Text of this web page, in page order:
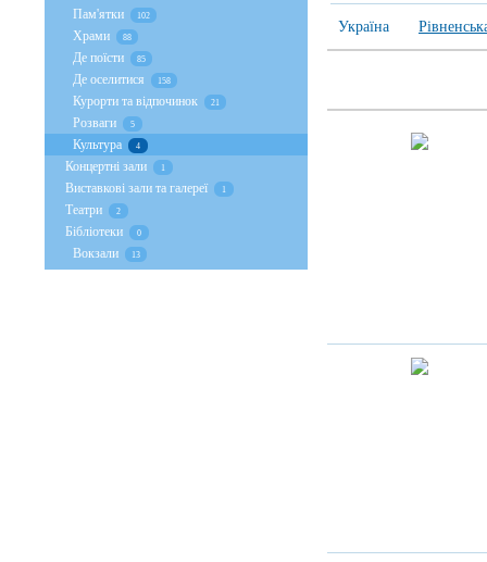
Україна
Пам'ятки 102
Храми 88
Де поїсти 85
Де оселитися 158
Курорти та відпочинок 21
Розваги 5
Культура 4
Концертні зали 1
Виставкові зали та галереї 1
Театри 2
Бібліотеки 0
Вокзали 13